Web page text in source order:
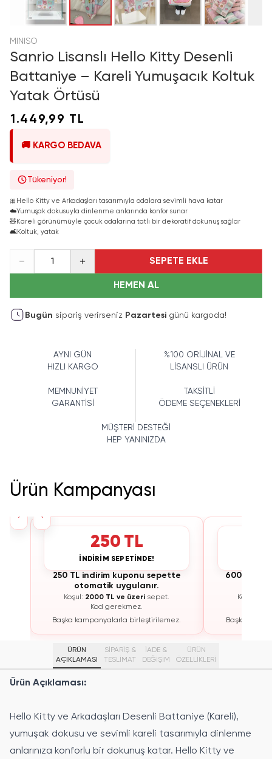
MINISO
Sanrio Lisanslı Hello Kitty Desenli
Battaniye – Kareli Yumuşacık Koltuk
Yatak Örtüsü
1.449,99 TL
🚚 KARGO BEDAVA
Tükeniyor!
🎀 Hello Kitty ve Arkadaşları tasarımıyla odalara sevimli hava katar
☁️Yumuşak dokusuyla dinlenme anlarında konfor sunar
🧸Kareli görünümüyle çocuk odalarına tatlı bir dekoratif dokunuş sağlar
🛋️ Koltuk, yatak
1 SEPETE EKLE
HEMEN AL
Bugün sipariş verirseniz Pazartesi günü kargoda!
AYNI GÜN
HIZLI KARGO
%100 ORİJİNAL VE
LİSANSLI ÜRÜN
MEMNUNİYET
GARANTİSİ
TAKSİTLİ
ÖDEME SEÇENEKLERİ
MÜŞTERİ DESTEĞİ
HEP YANINIZDA
Ürün Kampanyası
‹
›
250 TL
İNDİRİM SEPETİNDE!
250 TL indirim kuponu sepette
otomatik uygulanır.
Koşul: 2000 TL ve üzeri sepet.
Kod gerekmez.
Başka kampanyalarla birleştirilemez.
600 TL
Koşul:
Başka
ÜRÜN
AÇIKLAMASI
SİPARİŞ &
TESLİMAT
İADE &
DEĞİŞİM
ÜRÜN
ÖZELLIKLERI
Ürün Açıklaması:
Hello Kitty ve Arkadaşları Desenli Battaniye (Kareli),
yumuşak dokusu ve sevimli kareli tasarımıyla dinlenme
anlarınıza konforlu bir dokunuş katar. Hello Kitty ve